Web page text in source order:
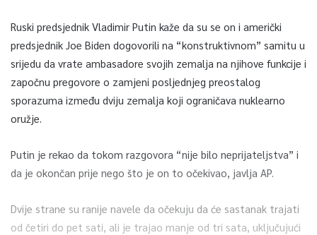
Ruski predsjednik Vladimir Putin kaže da su se on i američki
predsjednik Joe Biden dogovorili na “konstruktivnom” samitu u
srijedu da vrate ambasadore svojih zemalja na njihove funkcije i
započnu pregovore o zamjeni posljednjeg preostalog
sporazuma između dviju zemalja koji ograničava nuklearno
oružje.
Putin je rekao da tokom razgovora “nije bilo neprijateljstva” i
da je okončan prije nego što je on to očekivao, javlja AP.
Dvije strane su ranije navele da očekuju da će sastanak trajati
od četiri do pet sati, ali je trajao manje od tri sata, uključujući